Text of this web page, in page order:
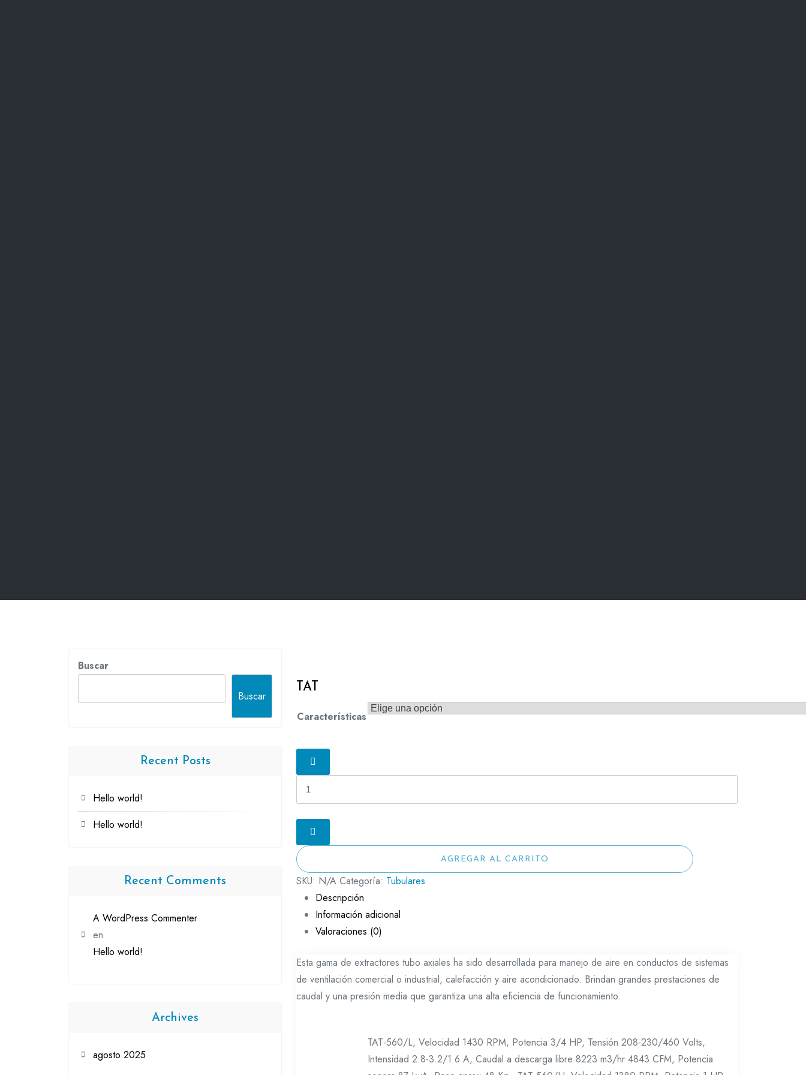
TAT
Características
cantidad
AGREGAR AL CARRITO
SKU: N/A Categoría: Tubulares
Descripción
Información adicional
Valoraciones (0)
Esta gama de extractores tubo axiales ha sido desarrollada para manejo de aire en conductos de sistemas
de ventilación comercial o industrial, calefacción y aire acondicionado. Brindan grandes prestaciones de
caudal y una presión media que garantiza una alta eficiencia de funcionamiento.
TAT-560/L, Velocidad 1430 RPM, Potencia 3/4 HP, Tensión 208-230/460 Volts,
Intensidad 2.8-3.2/1.6 A, Caudal a descarga libre 8223 m3/hr 4843 CFM, Potencia
Buscar
Buscar
Recent Posts
Hello world!
Hello world!
Recent Comments
A WordPress Commenter
en
Hello world!
Archives
agosto 2025